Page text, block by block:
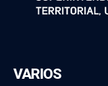
VARIOS